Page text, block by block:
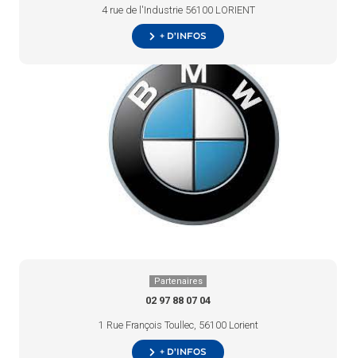
4 rue de l'Industrie 56100 LORIENT
+ d’infos
Partenaires
02 97 88 07 04
1 Rue François Toullec, 56100 Lorient
+ d’infos